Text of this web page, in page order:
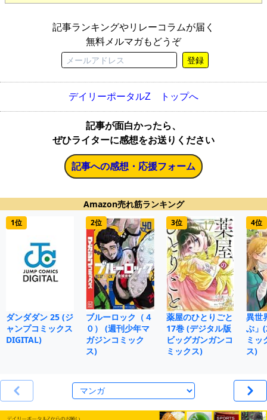
記事ランキングやリレーコラムが届く
無料メルマガもどうぞ
登録
デイリーポータルZ トップへ
記事が面白かったら、
ぜひライターに感想をお送りください
記事への感想・応援フォーム
Amazon売れ筋ランキング
1位
ダンダダン 25 (ジ
ャンプコミックス
DIGITAL)
2位
ブルーロック（４
０） (週刊少年マ
ガジンコミック
ス)
3位
薬屋のひとりごと
17巻 (デジタル版
ビッグガンガンコ
ミックス)
4位
異世
ぶ」
ミッ
ス)